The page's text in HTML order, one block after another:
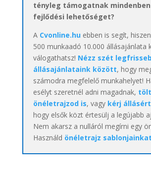
tényleg támogatnak
fejlődési lehetőséget?
A Cvonline.huebben is segít,
500 munkaadó 10.000 állásajánlata
válogathatsz! Nézz szét
állásajánlataink között, hogy
számodra megfelelő munkahelyet!
esélyt szeretnél adni magadnak,
önéletrajzod is, vagy kérj
hogy elsők közt értesülj a legújabb
Nem akarsz a nulláról megírni egy
Használd önéletrajz sablonjainkat